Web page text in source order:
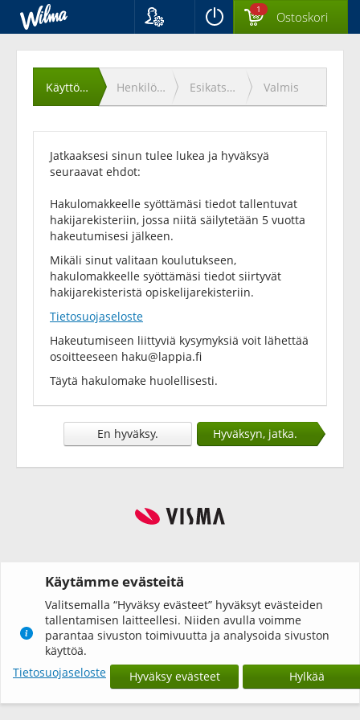
Svenska
English
1 Ostoskori
Käyttöehtojen
hyväksyminen
Käyttöehdot Henkilötiedot Esikatselu Valmis
Jatkaaksesi sinun tulee lukea ja hyväksyä
seuraavat ehdot:
Hakulomakkeelle syöttämäsi tiedot tallentuvat
hakijarekisteriin, jossa niitä säilytetään 5 vuotta
hakeutumisesi jälkeen.
Mikäli sinut valitaan koulutukseen,
hakulomakkeelle syöttämäsi tiedot siirtyvät
hakijarekisteristä opiskelijarekisteriin.
Tietosuojaseloste
Hakeutumiseen liittyviä kysymyksiä voit lähettää
osoitteeseen haku@lappia.fi
Täytä hakulomake huolellisesti.
En hyväksy. Hyväksyn, jatka.
Käytämme evästeitä
Valitsemalla “Hyväksy evästeet” hyväksyt evästeiden
tallentamisen laitteellesi. Niiden avulla voimme
parantaa sivuston toimivuutta ja analysoida sivuston
käyttöä.
Tietosuojaseloste
Hyväksy evästeet Hylkää